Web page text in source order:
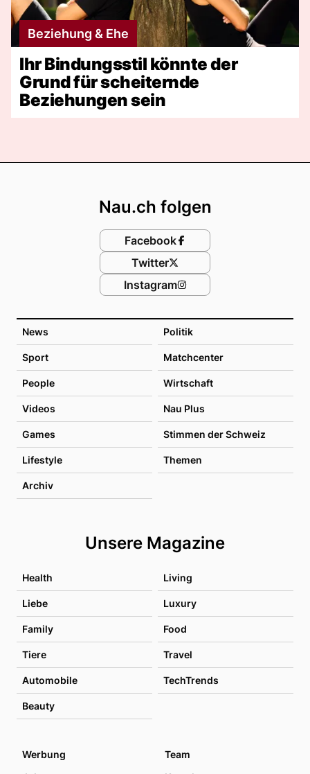
Beziehung & Ehe
Ihr Bindungsstil könnte der
Grund für scheiternde
Beziehungen sein
News Politik
Sport Matchcenter
People Wirtschaft
Videos Nau Plus
Games Stimmen der Schweiz
Lifestyle Themen
Archiv
Unsere Magazine
Health Living
Liebe Luxury
Family Food
Tiere Travel
Automobile TechTrends
Beauty
Nau.ch folgen
Facebook
Twitter
Instagram
Werbung
Team